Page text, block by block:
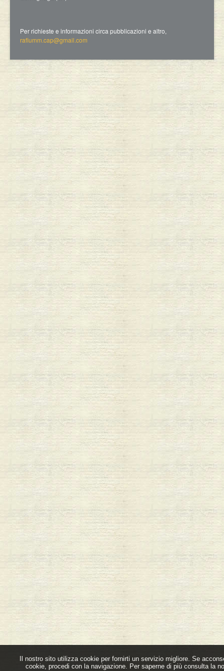
Per richieste e informazioni circa pubblicazioni e altro,
rafiumm.cap@gmail.com
Il nostro sito utilizza cookie per fornirti un servizio migliore. Se
cookie, procedi con la navigazione. Per saperne di più consulta la